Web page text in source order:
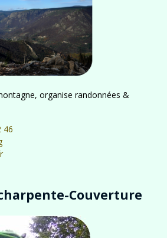
organise randonnées &
46
Couverture